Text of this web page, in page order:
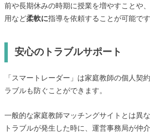
前や長期休みの時期に授業を増やすことや
用など柔軟に指導を依頼することが可能です
安心のトラブルサポート
「スマートレーダー」は家庭教師の個人契
ラブルも防ぐことができます。
一般的な家庭教師マッチングサイトとは異
トラブルが発生した時に、運営事務局が仲